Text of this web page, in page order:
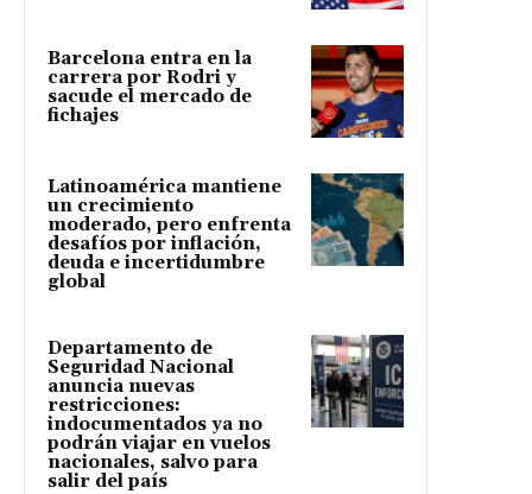
Barcelona entra en la
carrera por Rodri y
sacude el mercado de
fichajes
Latinoamérica mantiene
un crecimiento
moderado, pero enfrenta
desafíos por inflación,
deuda e incertidumbre
global
Departamento de
Seguridad Nacional
anuncia nuevas
restricciones:
indocumentados ya no
podrán viajar en vuelos
nacionales, salvo para
salir del país